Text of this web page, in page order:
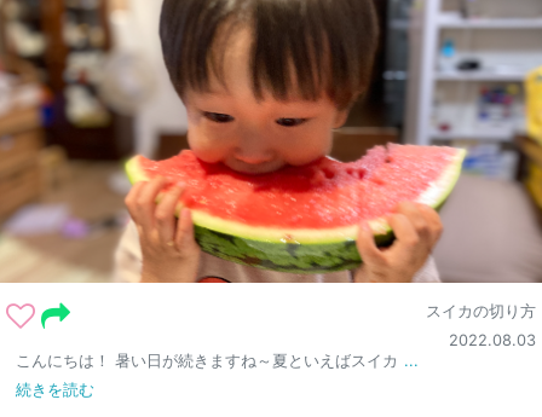
スイカの切り方
2022.08.03
こんにちは！ 暑い日が続きますね～夏といえばスイカ ...
続きを読む